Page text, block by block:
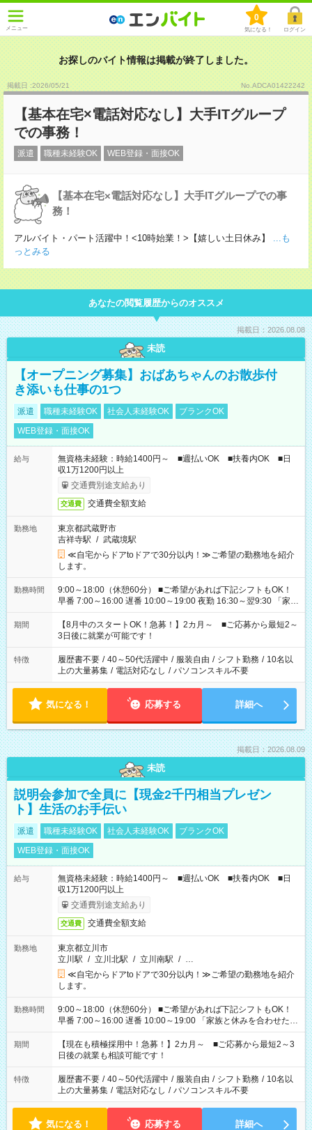
メニュー
0
気になる！ ログイン
お探しのバイト情報は掲載が終了しました。
掲載日 :2026/05/21 No.ADCA01422242
【基本在宅×電話対応なし】大手ITグループ
での事務！
派遣 職種未経験OK WEB登録・面接OK
【基本在宅×電話対応なし】大手ITグループでの事
務！
アルバイト・パート活躍中！<10時始業！>【嬉しい土日休み】
...も
っとみる
あなたの閲覧履歴からのオススメ
掲載日：2026.08.08
未読
【オープニング募集】おばあちゃんのお散歩付
き添いも仕事の1つ
派遣 職種未経験OK 社会人未経験OK
ブランクOK
WEB登録・面接OK
給与
無資格未経験：時給1400円～ ■週払いOK ■扶養内OK ■日
収1万1200円以上
交通費別途支給あり
交通費 交通費全額支給
勤務地
東京都武蔵野市
吉祥寺駅 / 武蔵境駅
≪自宅からドアtoドアで30分以内！≫ご希望の勤務地を紹介
します。
勤務時間
9:00～18:00（休憩60分） ■ご希望があれば下記シフトもOK！
早番 7:00～16:00 遅番 10:00～19:00 夜勤 16:30～翌9:30 「家族
と休みを合わせたい」 「余裕を持って夕飯の準備がしたい」
「できれば残業はしたくない」 など、ご希望を教えてください
ね。 ※Wワーク希望の方へ 今ご覧のお仕事で希望する勤務時間
と、もう1つのお仕事の勤務時間。 合計で週40時間を超える場
合は応募できません。
期間
【8月中のスタートOK！急募！】2カ月～ ■ご応募から最短2～
3日後に就業が可能です！
特徴 履歴書不要 / 40～50代活躍中 / 服装自由 / シフト勤務 / 10名以
上の大量募集 / 電話対応なし / パソコンスキル不要
気になる！ 応募する 詳細へ
掲載日：2026.08.09
未読
説明会参加で全員に【現金2千円相当プレゼン
ト】生活のお手伝い
派遣 職種未経験OK 社会人未経験OK
ブランクOK
WEB登録・面接OK
給与
無資格未経験：時給1400円～ ■週払いOK ■扶養内OK ■日
収1万1200円以上
交通費別途支給あり
交通費 交通費全額支給
勤務地
東京都立川市
立川駅 / 立川北駅 / 立川南駅 / …
≪自宅からドアtoドアで30分以内！≫ご希望の勤務地を紹介
します。
勤務時間
9:00～18:00（休憩60分） ■ご希望があれば下記シフトもOK！
早番 7:00～16:00 遅番 10:00～19:00 「家族と休みを合わせた
い」 「余裕を持って夕飯の準備がしたい」 「できれば残業はし
たくない」 など、ご希望を教えてくださいね。 ※Wワーク希望
の方へ 今ご覧のお仕事で希望する勤務時間と、もう1つのお仕事
の勤務時間。 合計で週40時間を超える場合は応募できません。
期間
【現在も積極採用中！急募！】2カ月～ ■ご応募から最短2～3
日後の就業も相談可能です！
特徴 履歴書不要 / 40～50代活躍中 / 服装自由 / シフト勤務 / 10名以
上の大量募集 / 電話対応なし / パソコンスキル不要
気になる！ 応募する 詳細へ